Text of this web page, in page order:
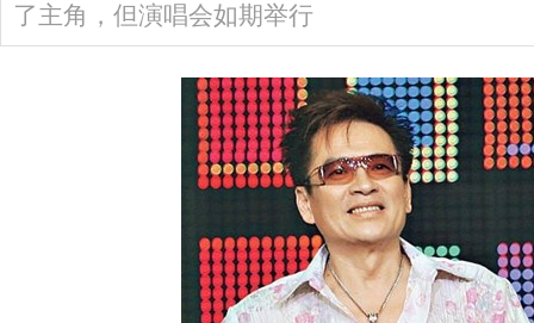
了主角，但演唱会如期举行